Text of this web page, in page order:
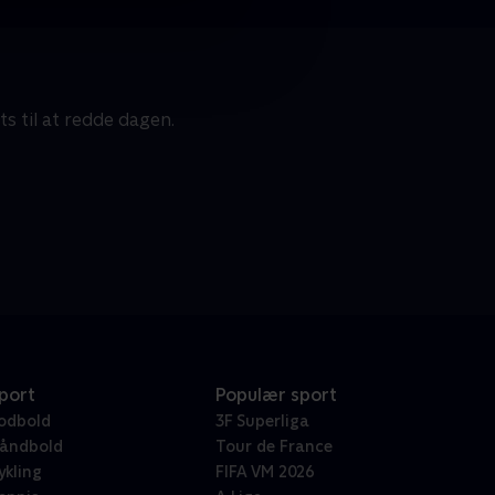
til at redde dagen.
Populær sport
3F Superliga
Tour de France
FIFA VM 2026